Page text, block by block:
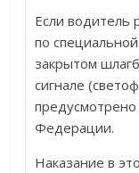
Если водитель
по
закрытом
сигнале
Федерации.
Наказание в